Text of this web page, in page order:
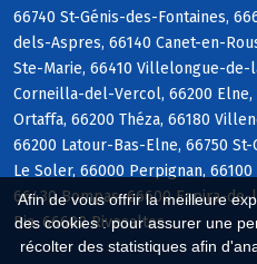
Afin de vous offrir la meilleure
des cookies : pour assurer une
récolter des statistiques afin
66740 St-Génis-des-Fontaines,
dels-Aspres, 66140 Canet-en-
Ste-Marie, 66410 Villelongue-de-
Corneilla-del-Vercol, 66200 Elne,
Ortaffa, 66200 Théza, 66180
66200 Latour-Bas-Elne, 66750
Le Soler, 66000 Perpignan,
66430 Bompas, 66600 Espira-
Pia, 66600 Rivesaltes